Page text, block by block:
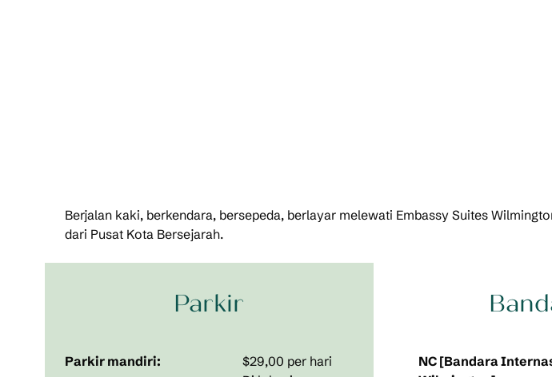
Berjalan kaki, berkendara, bersepeda, berlayar melewati Embassy Suites
dari Pusat Kota Bersejarah.
Parkir
Parkir mandiri:
$29,00 per hari
NC [Bandara